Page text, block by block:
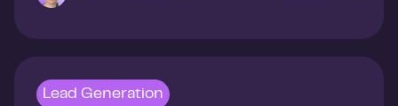
Lead Generation